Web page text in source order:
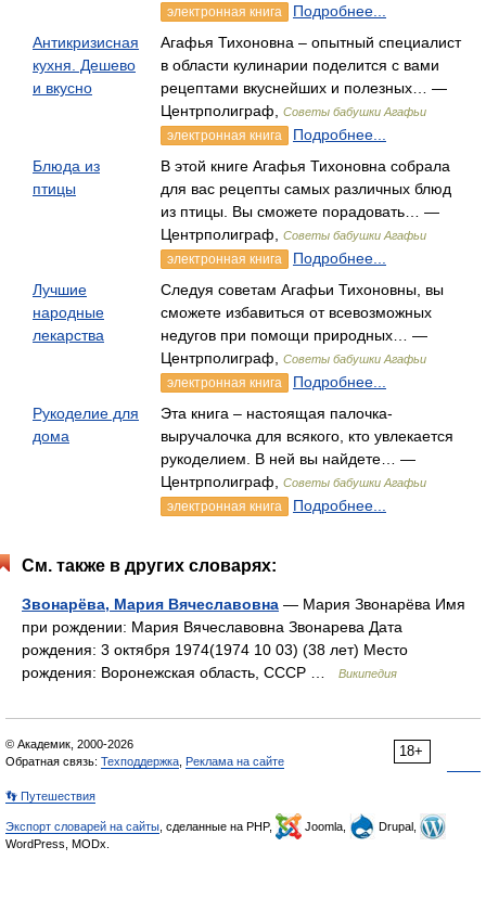
электронная книга
Подробнее...
Антикризисная
кухня. Дешево
и вкусно
Агафья Тихоновна – опытный специалист
в области кулинарии поделится с вами
рецептами вкуснейших и полезных… —
Центрполиграф,
Советы бабушки Агафьи
электронная книга
Подробнее...
Блюда из
птицы
В этой книге Агафья Тихоновна собрала
для вас рецепты самых различных блюд
из птицы. Вы сможете порадовать… —
Центрполиграф,
Советы бабушки Агафьи
электронная книга
Подробнее...
Лучшие
народные
лекарства
Следуя советам Агафьи Тихоновны, вы
сможете избавиться от всевозможных
недугов при помощи природных… —
Центрполиграф,
Советы бабушки Агафьи
электронная книга
Подробнее...
Рукоделие для
дома
Эта книга – настоящая палочка-
выручалочка для всякого, кто увлекается
рукоделием. В ней вы найдете… —
Центрполиграф,
Советы бабушки Агафьи
электронная книга Подробнее...
См. также в других словарях:
Звонарёва, Мария Вячеславовна — Мария Звонарёва Имя
при рождении: Мария Вячеславовна Звонарева Дата
рождения: 3 октября 1974(1974 10 03) (38 лет) Место
рождения: Воронежская область, СССР …
Википедия
18+
© Академик, 2000-2026
Обратная связь: Техподдержка Реклама на сайте
👣 Путешествия
Экспорт словарей на сайты , сделанные на PHP, Joomla,
Drupal,
WordPress, MODx.